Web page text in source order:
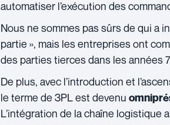
automatiser l’exécution des
Nous ne sommes pas sûrs de qui a
partie », mais les entreprises ont
des parties tierces dans les années
De plus, avec l’introduction et
le terme de 3PL est devenu
L’intégration de la chaîne